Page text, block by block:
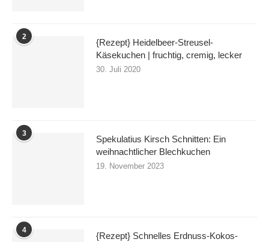
2
{Rezept} Heidelbeer-Streusel-
Käsekuchen | fruchtig, cremig, lecker
30. Juli 2020
3
Spekulatius Kirsch Schnitten: Ein
weihnachtlicher Blechkuchen
19. November 2023
4
{Rezept} Schnelles Erdnuss-Kokos-